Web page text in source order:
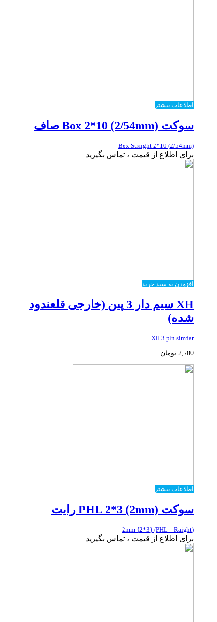
اطلاعات بیشتر
سوکت Box 2*10 (2/54mm) صاف
Box Straight 2*10 (2/54mm)
برای اطلاع از قیمت ، تماس بگیرید
افزودن به سبد خرید
XH سیم دار 3 پین (خارجی قلعندود
شده)
XH 3 pin simdar
2,700 تومان
اطلاعات بیشتر
سوکت PHL 2*3 (2mm) رایت
(PHL _ Raight) {2*3} 2mm
برای اطلاع از قیمت ، تماس بگیرید